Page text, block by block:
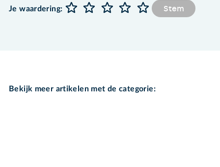
Je waardering:
Stem
Bekijk meer artikelen met de categorie: